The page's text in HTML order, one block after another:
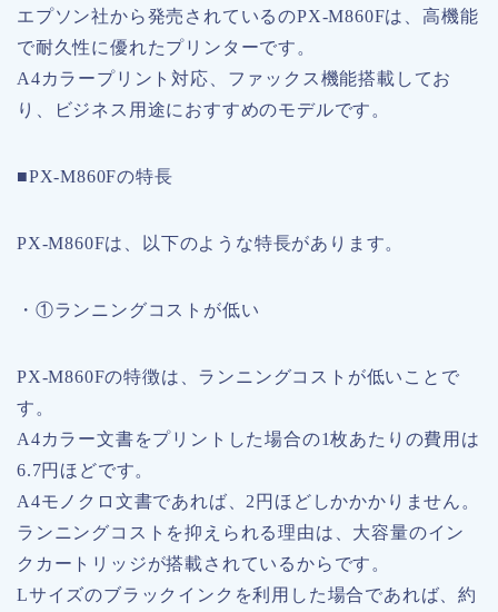
エプソン社から発売されているのPX-M860Fは、高機能
で耐久性に優れたプリンターです。
A4カラープリント対応、ファックス機能搭載してお
り、ビジネス用途におすすめのモデルです。
■PX-M860Fの特長
PX-M860Fは、以下のような特長があります。
・①ランニングコストが低い
PX-M860Fの特徴は、ランニングコストが低いことで
す。
A4カラー文書をプリントした場合の1枚あたりの費用は
6.7円ほどです。
A4モノクロ文書であれば、2円ほどしかかかりません。
ランニングコストを抑えられる理由は、大容量のイン
クカートリッジが搭載されているからです。
Lサイズのブラックインクを利用した場合であれば、約